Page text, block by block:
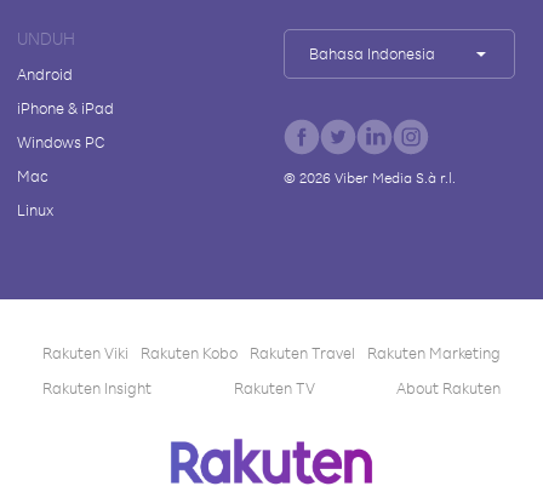
UNDUH
Android
iPhone & iPad
Windows PC
Mac
Linux
Bahasa Indonesia
© 2026Viber Media S.à r.l.
Rakuten Viki Rakuten Kobo Rakuten Travel
Rakuten Marketing
Rakuten Insight
Rakuten TV About Rakuten